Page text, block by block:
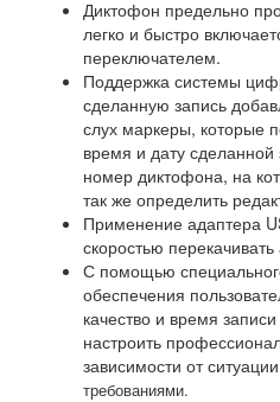
Диктофон предельно
легко и быстро
переключателем.
Поддержка системы
сделанную запись
слух маркеры, которые
время и дату
номер диктофона, на
так же определить
Применение адаптера
скоростью
С помощью
обеспечения
качество и время
настроить
зависимости от
требованиями.